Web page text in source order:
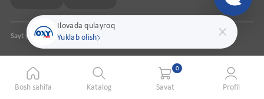
Ilovada qulayroq
Yuklab olish
Sayt yaratuvchipharmit.uz
Bosh sahifa Katalog
0
Savat Profil